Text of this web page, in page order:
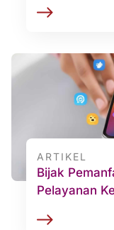
ARTIKEL
Bijak
Pelayanan